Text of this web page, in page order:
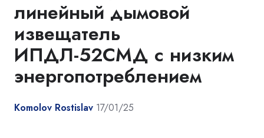
линейный дымовой
извещатель
ИПДЛ-52СМД с низким
энергопотреблением
Komolov Rostislav 17/01/25